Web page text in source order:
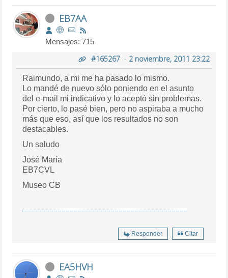
EB7AA
Mensajes: 715
#165267- 2 noviembre, 2011 23:22
Raimundo, a mi me ha pasado lo mismo.
Lo mandé de nuevo sólo poniendo en el asunto
del e-mail mi indicativo y lo aceptó sin problemas.
Por cierto, lo pasé bien, pero no aspiraba a mucho
más que eso, así que los resultados no son
destacables.
Un saludo
José María
EB7CVL
Museo CB
Responder Citar
EA5HVH